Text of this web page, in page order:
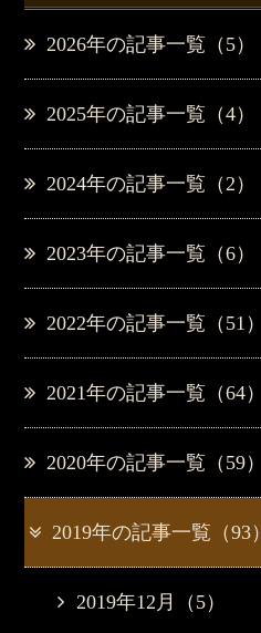
2026年の記事一覧（5）
2025年の記事一覧（4）
2024年の記事一覧（2）
2023年の記事一覧（6）
2022年の記事一覧（51）
2021年の記事一覧（64）
2020年の記事一覧（59）
2019年の記事一覧（93）
2019年12月（5）